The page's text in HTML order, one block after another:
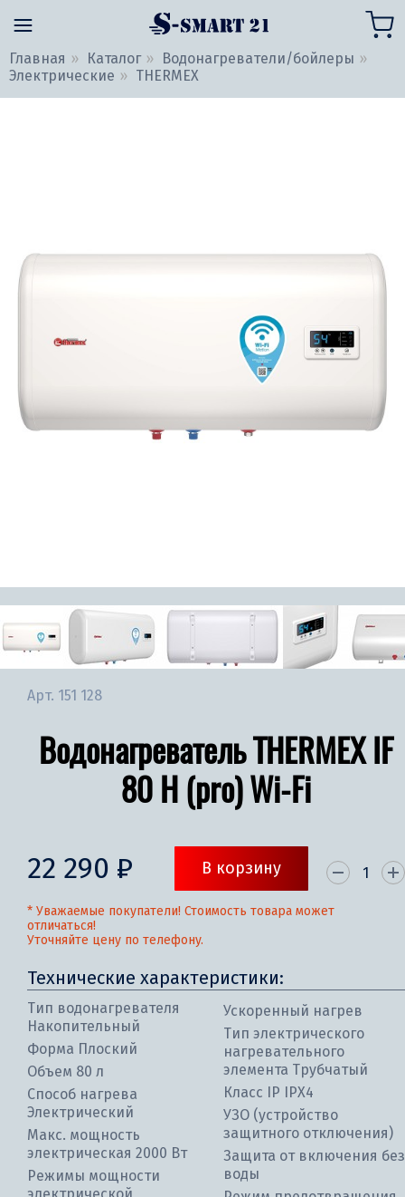
Главная Каталог
Водонагреватели/бойлеры
Электрические
THERMEX
Арт. 151 128
Водонагреватель THERMEX IF
80 H (pro) Wi-Fi
22 290 ₽ В корзину
* Уважаемые покупатели! Стоимость товара может
отличаться!
Уточняйте цену по телефону.
Технические характеристики:
Тип водонагревателя
Накопительный
Форма Плоский
Объем 80 л
Способ нагрева
Электрический
Макс. мощность
электрическая 2000 Вт
Режимы мощности
Ускоренный нагрев
Тип электрического
нагревательного
элемента Трубчатый
Класс IP IPX4
УЗО (устройство
защитного отключения)
Защита от включения без
воды